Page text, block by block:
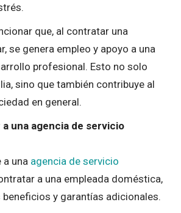
que, al contratar una
se genera empleo y apoyo a una
profesional. Esto no solo
sino que también contribuye al
en general.
una agencia de servicio
a una agencia de servicio
a una empleada doméstica,
y garantías adicionales.